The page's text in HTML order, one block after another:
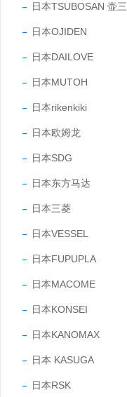
日本TSUBOSAN 壶三
日本OJIDEN
日本DAILOVE
日本MUTOH
日本rikenkiki
日本欧姆龙
日本SDG
日本东方马达
日本三菱
日本VESSEL
日本FUPUPLA
日本MACOME
日本KONSEI
日本KANOMAX
日本 KASUGA
日本RSK